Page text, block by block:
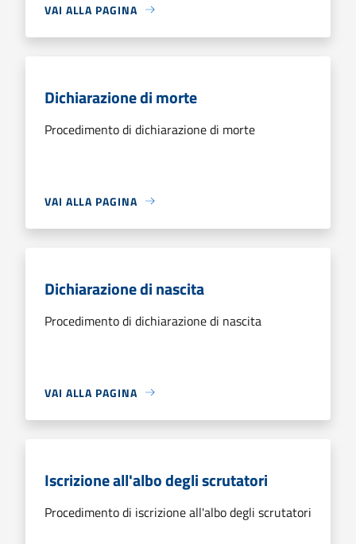
VAI ALLA PAGINA
Dichiarazione di morte
Procedimento di dichiarazione di morte
VAI ALLA PAGINA
Dichiarazione di nascita
Procedimento di dichiarazione di nascita
VAI ALLA PAGINA
Iscrizione all'albo degli scrutatori
Procedimento di iscrizione all'albo degli scrutatori